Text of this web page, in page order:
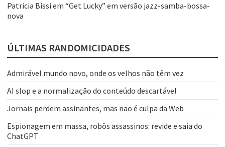
Patricia Bissi em “Get Lucky” em versão jazz-samba-bossa-
nova
ÚLTIMAS RANDOMICIDADES
Admirável mundo novo, onde os velhos não têm vez
AI slop e a normalização do conteúdo descartável
Jornais perdem assinantes, mas não é culpa da Web
Espionagem em massa, robôs assassinos: revide e saia do
ChatGPT